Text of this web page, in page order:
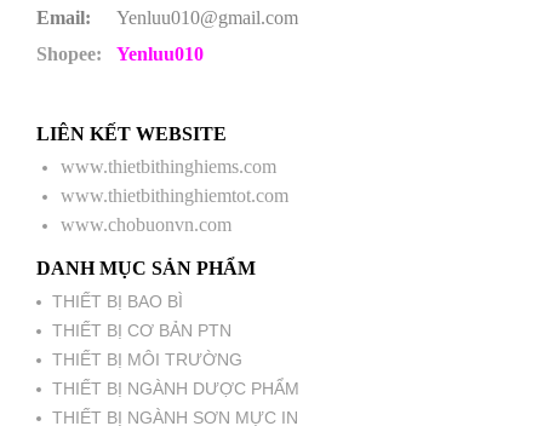
Email:
Yenluu010@gmail.com
Shopee:
Yenluu010
LIÊN KẾT WEBSITE
www.thietbithinghiems.com
www.thietbithinghiemtot.com
www.chobuonvn.com
DANH MỤC SẢN PHẨM
THIẾT BỊ BAO BÌ
THIẾT BỊ CƠ BẢN PTN
THIẾT BỊ MÔI TRƯỜNG
THIẾT BỊ NGÀNH DƯỢC PHẨM
THIẾT BỊ NGÀNH SƠN MỰC IN